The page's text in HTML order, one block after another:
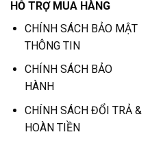
HỖ TRỢ MUA HÀNG
CHÍNH SÁCH BẢO MẬT
THÔNG TIN
CHÍNH SÁCH BẢO
HÀNH
CHÍNH SÁCH ĐỔI TRẢ &
HOÀN TIỀN